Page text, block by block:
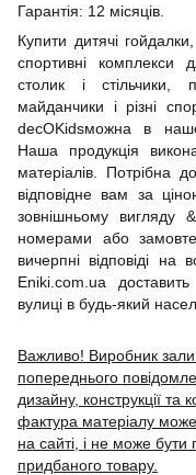
Гарантія: 12 місяців.
Купити дитячі
спортивні комплекси
столик і стільчики,
майданчики і різні
decOKidsможна в
Наша продукція
матеріалів. Потрібна
відповідне вам за
зовнішньому вигляду
номерами або
вичерпні відповіді на
Eniki.сom.ua
вулиці в будь-який
Важливо! Виробник
попереднього
дизайну, конструкції та
фактура матеріалу
на сайті, і не може
придбаного товару.